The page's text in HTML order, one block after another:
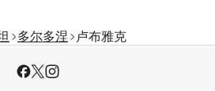
多尔多涅 卢布雅克